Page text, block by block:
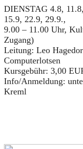
DIENSTAG 4.8,
15.9, 22.9, 29.9.,
9.00 – 11.00 Uhr,
Zugang)
Leitung: Leo
Computerlotsen
Kursgebühr: 3,00
Info/Anmeldung:
Kreml